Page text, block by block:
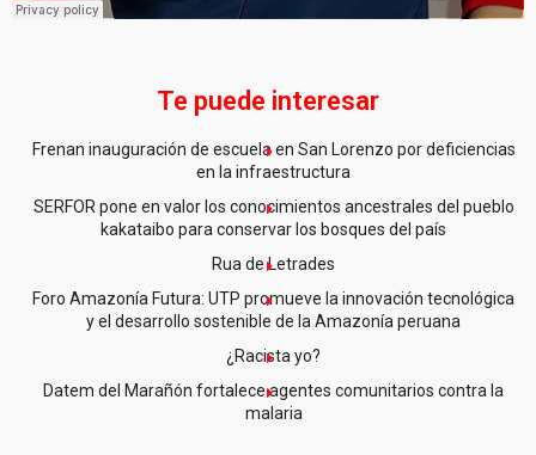
Te puede interesar
Frenan inauguración de escuela en San Lorenzo por deficiencias
en la infraestructura
SERFOR pone en valor los conocimientos ancestrales del pueblo
kakataibo para conservar los bosques del país
Rua de Letrades
Foro Amazonía Futura: UTP promueve la innovación tecnológica
y el desarrollo sostenible de la Amazonía peruana
¿Racista yo?
Datem del Marañón fortalece agentes comunitarios contra la
malaria